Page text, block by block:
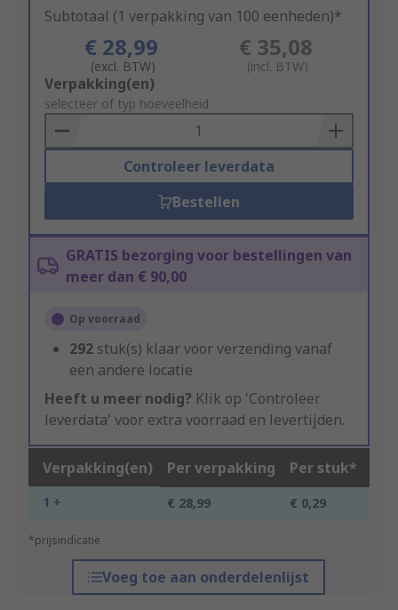
Subtotaal (1 verpakking van 100 eenheden)*
€ 28,99
(excl. BTW)
€ 35,08
(incl. BTW)
Add
to
Basket
Verpakking(en)
selecteer of typ hoeveelheid
Controleer leverdata
Bestellen
GRATIS bezorging voor bestellingen van
meer dan € 90,00
Op voorraad
292 stuk(s) klaar voor verzending vanaf
een andere locatie
Heeft u meer nodig? Klik op 'Controleer
leverdata' voor extra voorraad en levertijden.
Verpakking(en) Per verpakking Per stuk*
1 + € 28,99 € 0,29
*prijsindicatie
Voeg toe aan onderdelenlijst